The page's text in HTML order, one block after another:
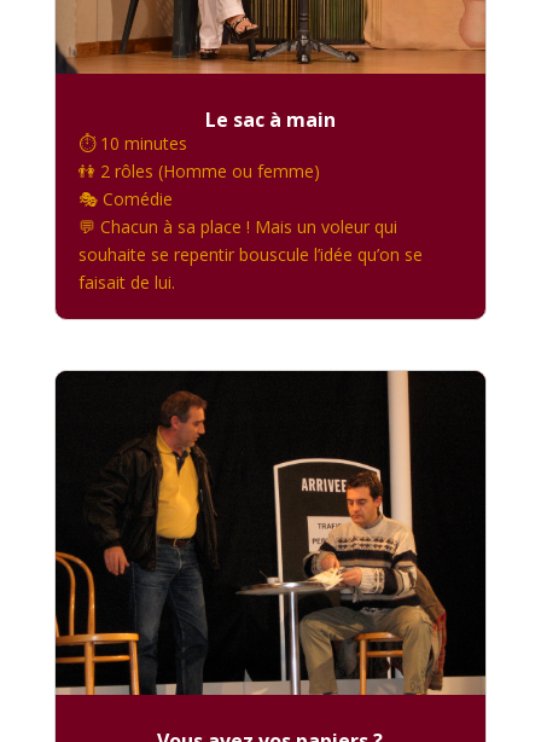
Le sac à main
⏱️ 10 minutes
👫 2 rôles (Homme ou femme)
🎭 Comédie
💬 Chacun à sa place ! Mais un voleur qui
souhaite se repentir bouscule l’idée qu’on se
faisait de lui.